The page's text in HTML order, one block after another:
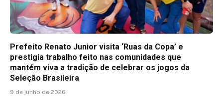
Prefeito Renato Junior visita ‘Ruas da Copa’ e
prestigia trabalho feito nas comunidades que
mantém viva a tradição de celebrar os jogos da
Seleção Brasileira
9 de junho de 2026